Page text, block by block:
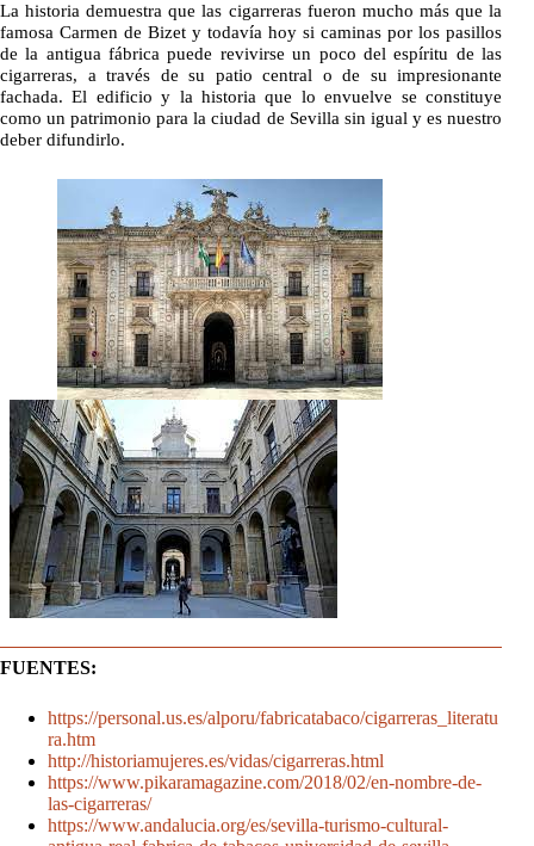
La historia demuestra que las cigarreras fueron mucho más que la
famosa Carmen de Bizet y todavía hoy si caminas por los pasillos
de la antigua fábrica puede revivirse un poco del espíritu de las
cigarreras, a través de su patio central o de su impresionante
fachada. El edificio y la historia que lo envuelve se constituye
como un patrimonio para la ciudad de Sevilla sin igual y es nuestro
deber difundirlo.
FUENTES:
https://personal.us.es/alporu/fabricatabaco/cigarreras_literatu
ra.htm
http://historiamujeres.es/vidas/cigarreras.html
https://www.pikaramagazine.com/2018/02/en-nombre-de-
las-cigarreras/
https://www.andalucia.org/es/sevilla-turismo-cultural-